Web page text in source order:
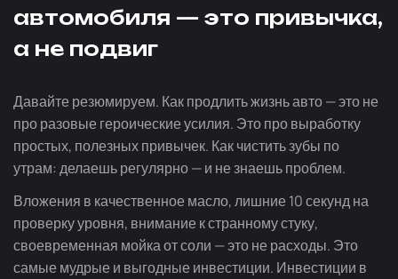
автомобиля — это привычка,
а не подвиг
Давайте резюмируем. Как продлить жизнь авто — это не
про разовые героические усилия. Это про выработку
простых, полезных привычек. Как чистить зубы по
утрам: делаешь регулярно — и не знаешь проблем.
Вложения в качественное масло, лишние 10 секунд на
проверку уровня, внимание к странному стуку,
своевременная мойка от соли — это не расходы. Это
самые мудрые и выгодные инвестиции. Инвестиции в